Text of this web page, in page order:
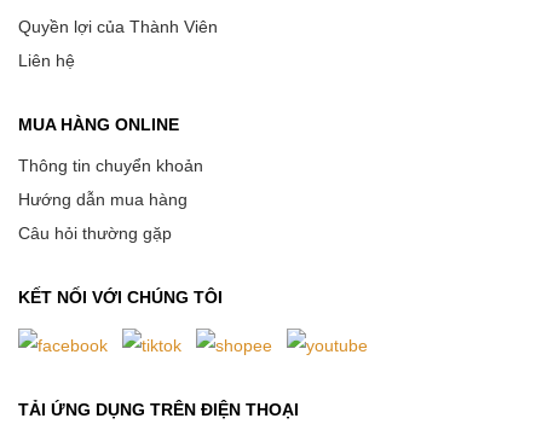
Quyền lợi của Thành Viên
Liên hệ
MUA HÀNG ONLINE
Thông tin chuyển khoản
Hướng dẫn mua hàng
Câu hỏi thường gặp
KẾT NỐI VỚI CHÚNG TÔI
TẢI ỨNG DỤNG TRÊN ĐIỆN THOẠI